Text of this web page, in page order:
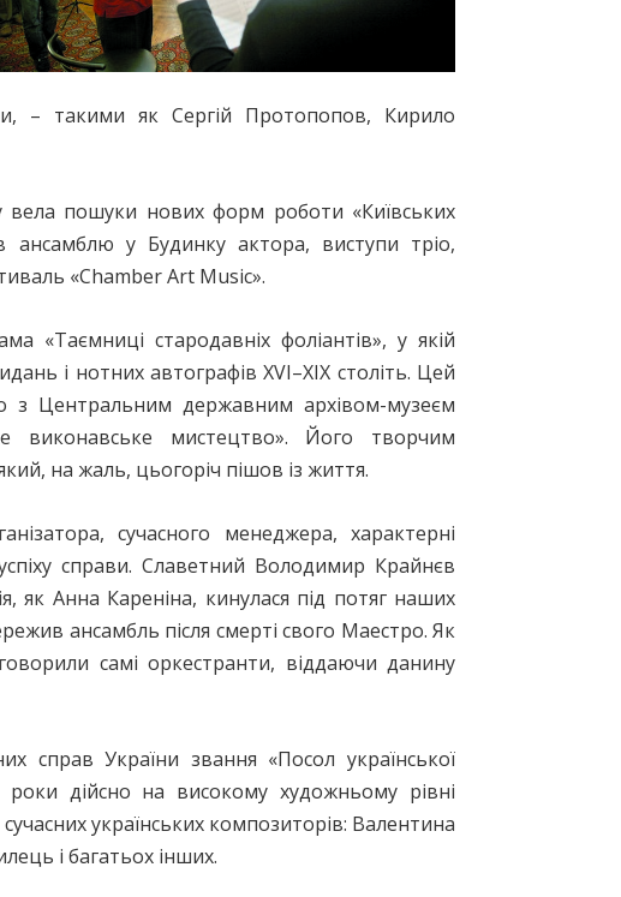
– такими як Сергій Протопопов, Кирило
пошуки нових форм роботи «Київських
ансамблю у Будинку актора, виступи тріо,
«Chamber Art Music».
«Таємниці стародавніх фоліантів», у якій
і нотних автографів XVI–XIX століть. Цей
з Центральним державним архівом-музеєм
виконавське мистецтво». Його творчим
на жаль, цьогоріч пішов із життя.
сучасного менеджера, характерні
справи. Славетний Володимир Крайнєв
як Анна Кареніна, кинулася під потяг наших
ансамбль після смерті свого Маестро. Як
самі оркестранти, віддаючи данину
справ України звання «Посол української
роки дійсно на високому художньому рівні
українських композиторів: Валентина
і багатьох інших.